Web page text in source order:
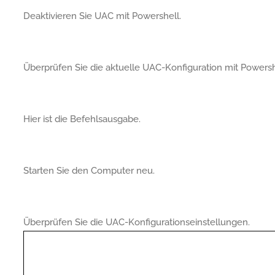
Deaktivieren Sie UAC mit Powershell.
Überprüfen Sie die aktuelle UAC-Konfiguration mit
Hier ist die Befehlsausgabe.
Starten Sie den Computer neu.
Überprüfen Sie die UAC-Konfigurationseinstellungen.